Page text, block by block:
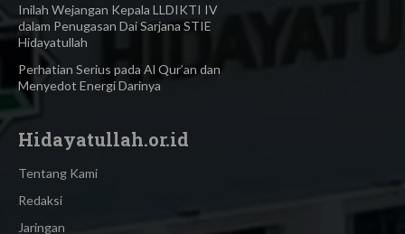
Inilah Wejangan Kepala LLDIKTI IV
dalam Penugasan Dai Sarjana STIE
Hidayatullah
Perhatian Serius pada Al Qur’an dan
Menyedot Energi Darinya
Hidayatullah.or.id
Tentang Kami
Redaksi
Jaringan